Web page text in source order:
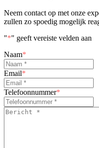
Neem contact op met onze
zullen zo spoedig mogelijk
"*" geeft vereiste velden aan
Naam*
Email*
Telefoonnummer*
Bericht